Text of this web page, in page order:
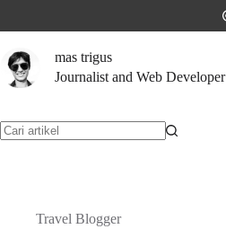
mas trigus
Journalist and Web Developer
Travel Blogger